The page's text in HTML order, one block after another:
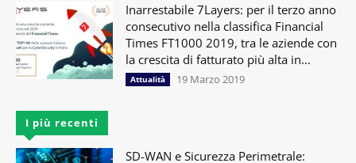
Inarrestabile 7Layers: per il terzo anno
consecutivo nella classifica Financial
Times FT1000 2019, tra le aziende con
la crescita di fatturato più alta in...
Attualità 19 Marzo 2019
I più recenti
SD-WAN e Sicurezza Perimetrale: